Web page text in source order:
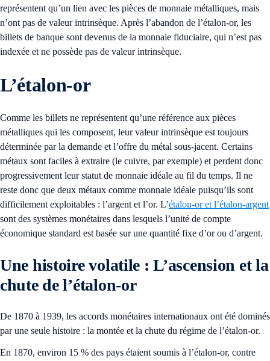
représentent qu’un lien avec les pièces de monnaie métalliques, mais
n’ont pas de valeur intrinsèque. Après l’abandon de l’étalon-or, les
billets de banque sont devenus de la monnaie fiduciaire, qui n’est pas
indexée et ne possède pas de valeur intrinsèque.
L’étalon-or
Comme les billets ne représentent qu’une référence aux pièces
métalliques qui les composent, leur valeur intrinsèque est toujours
déterminée par la demande et l’offre du métal sous-jacent. Certains
métaux sont faciles à extraire (le cuivre, par exemple) et perdent donc
progressivement leur statut de monnaie idéale au fil du temps. Il ne
reste donc que deux métaux comme monnaie idéale puisqu’ils sont
difficilement exploitables : l’argent et l’or. L’étalon-or et l’étalon-argent
sont des systèmes monétaires dans lesquels l’unité de compte
économique standard est basée sur une quantité fixe d’or ou d’argent.
Une histoire volatile : L’ascension et la
chute de l’étalon-or
De 1870 à 1939, les accords monétaires internationaux ont été dominés
par une seule histoire : la montée et la chute du régime de l’étalon-or.
En 1870, environ 15 % des pays étaient soumis à l’étalon-or, contre